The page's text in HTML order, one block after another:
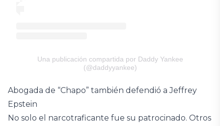
Una publicación compartida por Daddy Yankee
(@daddyyankee)
Abogada de “Chapo” también defendió a Jeffrey
Epstein
No solo el narcotraficante fue su patrocinado. Otros